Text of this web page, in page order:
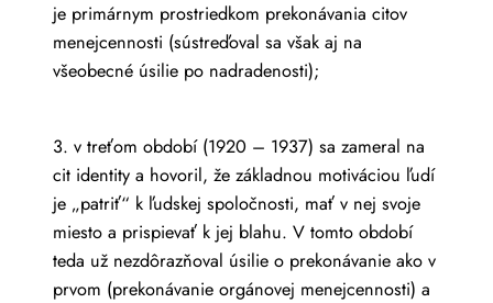
je primárnym prostriedkom prekonávania citov
menejcennosti (sústreďoval sa však aj na
všeobecné úsilie po nadradenosti);
3. v treťom období (1920 – 1937) sa zameral na
cit identity a hovoril, že základnou motiváciou ľudí
je „patriť“ k ľudskej spoločnosti, mať v nej svoje
miesto a prispievať k jej blahu. V tomto období
teda už nezdôrazňoval úsilie o prekonávanie ako v
prvom (prekonávanie orgánovej menejcennosti) a